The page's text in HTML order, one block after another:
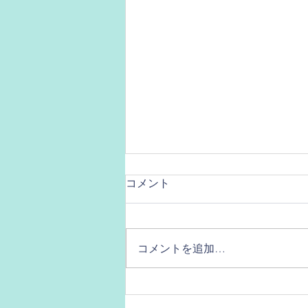
ひじはどこだ？！
コメント
コメントを追加…